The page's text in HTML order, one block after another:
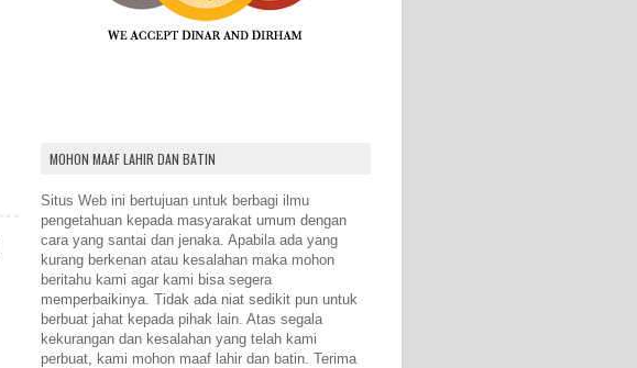
MOHON MAAF LAHIR DAN BATIN
Situs Web ini bertujuan untuk berbagi ilmu
pengetahuan kepada masyarakat umum dengan
cara yang santai dan jenaka. Apabila ada yang
kurang berkenan atau kesalahan maka mohon
beritahu kami agar kami bisa segera
memperbaikinya. Tidak ada niat sedikit pun untuk
berbuat jahat kepada pihak lain. Atas segala
kekurangan dan kesalahan yang telah kami
perbuat, kami mohon maaf lahir dan batin. Terima